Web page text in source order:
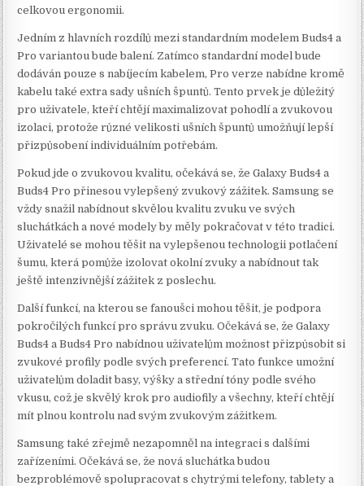
celkovou ergonomii.
Jedním z hlavních rozdílů mezi standardním modelem Buds4 a
Pro variantou bude balení. Zatímco standardní model bude
dodáván pouze s nabíjecím kabelem, Pro verze nabídne kromě
kabelu také extra sady ušních špuntů. Tento prvek je důležitý
pro uživatele, kteří chtějí maximalizovat pohodlí a zvukovou
izolaci, protože různé velikosti ušních špuntů umožňují lepší
přizpůsobení individuálním potřebám.
Pokud jde o zvukovou kvalitu, očekává se, že Galaxy Buds4 a
Buds4 Pro přinesou vylepšený zvukový zážitek. Samsung se
vždy snažil nabídnout skvělou kvalitu zvuku ve svých
sluchátkách a nové modely by měly pokračovat v této tradici.
Uživatelé se mohou těšit na vylepšenou technologii potlačení
šumu, která pomůže izolovat okolní zvuky a nabídnout tak
ještě intenzivnější zážitek z poslechu.
Další funkcí, na kterou se fanoušci mohou těšit, je podpora
pokročilých funkcí pro správu zvuku. Očekává se, že Galaxy
Buds4 a Buds4 Pro nabídnou uživatelům možnost přizpůsobit si
zvukové profily podle svých preferencí. Tato funkce umožní
uživatelům doladit basy, výšky a střední tóny podle svého
vkusu, což je skvělý krok pro audiofily a všechny, kteří chtějí
mít plnou kontrolu nad svým zvukovým zážitkem.
Samsung také zřejmě nezapomněl na integraci s dalšími
zařízeními. Očekává se, že nová sluchátka budou
bezproblémově spolupracovat s chytrými telefony, tablety a